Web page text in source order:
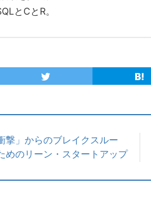
とCとR。
撃」からのブレイクスルー
めのリーン・スタートアップ